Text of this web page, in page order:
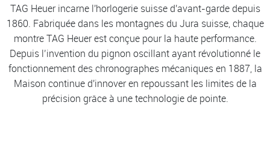
TAG Heuer incarne l'horlogerie suisse d'avant-garde depuis
1860. Fabriquée dans les montagnes du Jura suisse, chaque
montre TAG Heuer est conçue pour la haute performance.
Depuis l’invention du pignon oscillant ayant révolutionné le
fonctionnement des chronographes mécaniques en 1887, la
Maison continue d'innover en repoussant les limites de la
précision grâce à une technologie de pointe.